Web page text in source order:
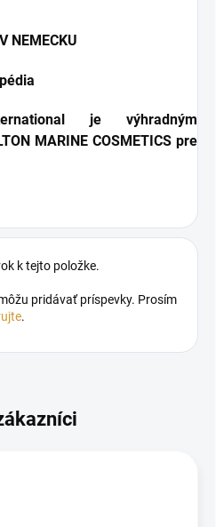
NEMECKU
je výhradným
MARINE COSMETICS pre
k tejto položke.
pridávať príspevky. Prosím
.